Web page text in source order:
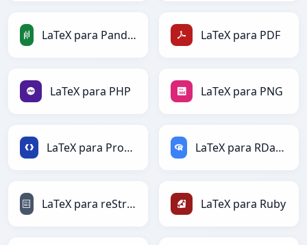
LaTeX para PandasDataFrame LaTeX para PDF
LaTeX para PHP LaTeX para PNG
LaTeX para Protobuf LaTeX para RDataFrame
LaTeX para reStructuredText LaTeX para Ruby